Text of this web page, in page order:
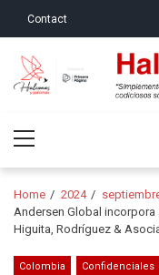
Contact
Menu
Home 2024
Andersen Global incorpora
Higuita, Rodríguez &
Colombia Confidenciales